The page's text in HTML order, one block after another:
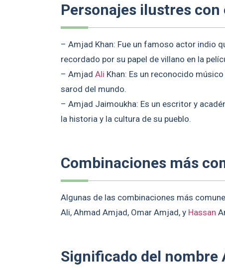
Personajes ilustres
– Amjad Khan: Fue un famoso actor indio
recordado por su papel de villano en la
– Amjad Ali Khan: Es un reconocido
sarod del mundo.
– Amjad Jaimoukha: Es un escritor y
la historia y la cultura de su pueblo.
Combinaciones más
Algunas de las combinaciones más
Ali, Ahmad Amjad, Omar Amjad, y Hassan
Significado del nombre